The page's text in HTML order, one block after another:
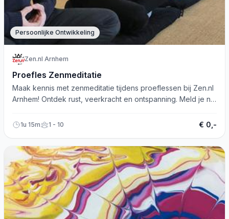
Persoonlijke Ontwikkeling
Zen.nl Arnhem
Proefles Zenmeditatie
Maak kennis met zenmeditatie tijdens proeflessen bij Zen.nl
Arnhem! Ontdek rust, veerkracht en ontspanning. Meld je nu
1u 15m 1 - 10 € 0,-